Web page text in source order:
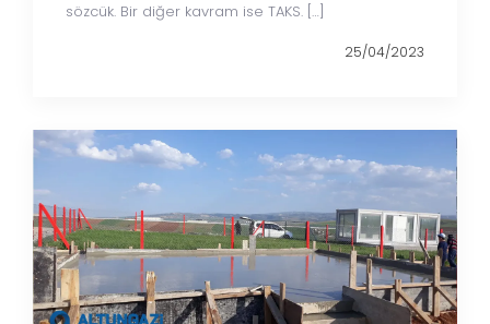
sözcük. Bir diğer kavram ise TAKS. […]
25/04/2023